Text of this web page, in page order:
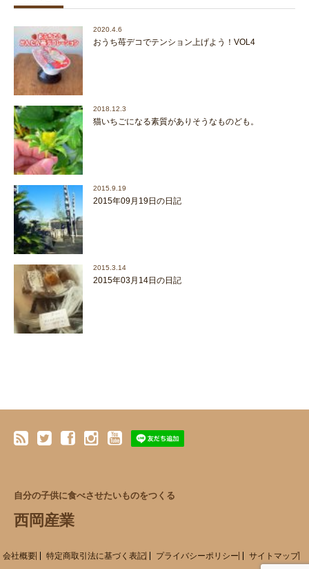
2020.4.6
おうち苺デコでテンション上げよう！VOL4
2018.12.3
猫いちごになる素質がありそうなものども。
2015.9.19
2015年09月19日の日記
2015.3.14
2015年03月14日の日記
自分の子供に食べさせたいものをつくる
西岡産業
会社概要 特定商取引法に基づく表記 プライバシーポリシー サイトマップ